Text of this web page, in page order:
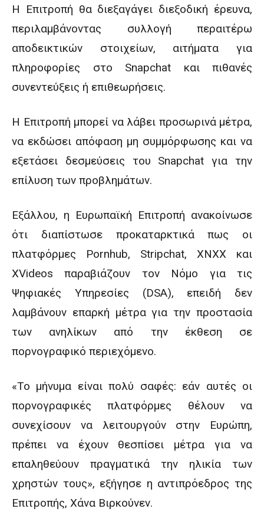
Η Επιτροπή θα διεξαγάγει διεξοδική έρευνα,
περιλαμβάνοντας συλλογή περαιτέρω
αποδεικτικών στοιχείων, αιτήματα για
πληροφορίες στο Snapchat και πιθανές
συνεντεύξεις ή επιθεωρήσεις.
Η Επιτροπή μπορεί να λάβει προσωρινά μέτρα,
να εκδώσει απόφαση μη συμμόρφωσης και να
εξετάσει δεσμεύσεις του Snapchat για την
επίλυση των προβλημάτων.
Εξάλλου, η Ευρωπαϊκή Επιτροπή ανακοίνωσε
ότι διαπίστωσε προκαταρκτικά πως οι
πλατφόρμες Pornhub, Stripchat, XNXX και
XVideos παραβιάζουν τον Νόμο για τις
Ψηφιακές Υπηρεσίες (DSA), επειδή δεν
λαμβάνουν επαρκή μέτρα για την προστασία
των ανηλίκων από την έκθεση σε
πορνογραφικό περιεχόμενο.
«Το μήνυμα είναι πολύ σαφές: εάν αυτές οι
πορνογραφικές πλατφόρμες θέλουν να
συνεχίσουν να λειτουργούν στην Ευρώπη,
πρέπει να έχουν θεσπίσει μέτρα για να
επαληθεύουν πραγματικά την ηλικία των
χρηστών τους», εξήγησε η αντιπρόεδρος της
Επιτροπής, Χάνα Βιρκούνεν.